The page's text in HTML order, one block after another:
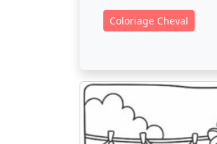
Coloriage Cheval